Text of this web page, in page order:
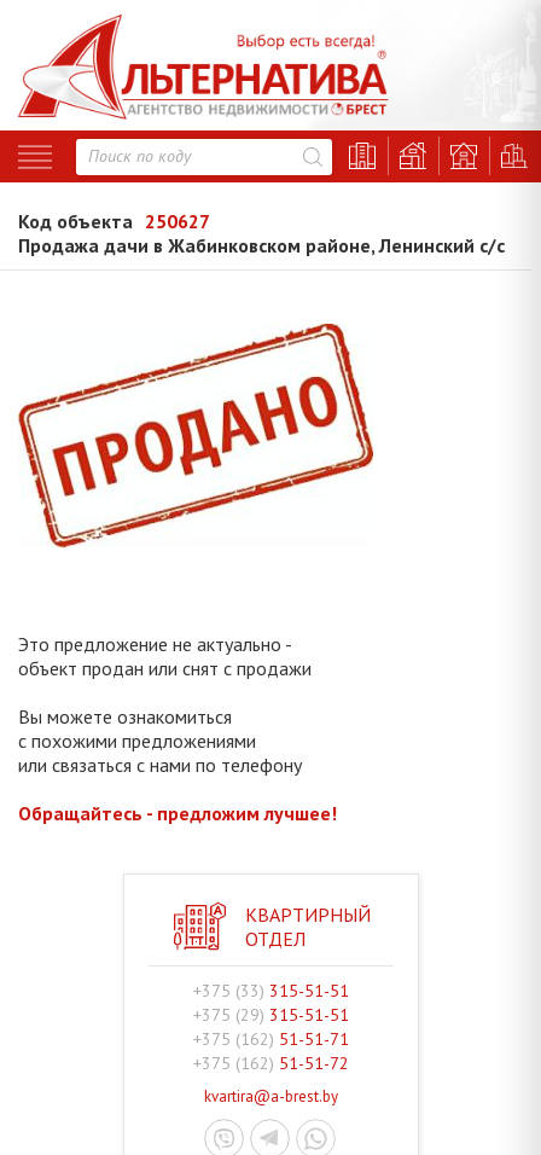
Код объекта 250627
Продажа дачи в Жабинковском районе, Ленинский с/с
Это предложение не актуально -
объект продан или снят с продажи
Вы можете ознакомиться
с похожими предложениями
или связаться с нами по телефону
Обращайтесь - предложим лучшее!
КВАРТИРНЫЙ
ОТДЕЛ
+375 (33) 315-51-51
+375 (29) 315-51-51
+375 (162) 51-51-71
+375 (162) 51-51-72
kvartira@a-brest.by